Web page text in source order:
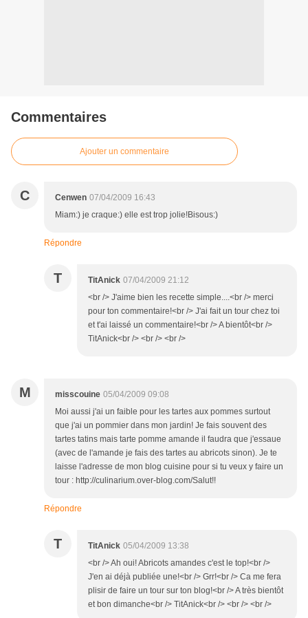
Commentaires
Ajouter un commentaire
C Cenwen 07/04/2009 16:43
Miam:) je craque:) elle est trop jolie!Bisous:)
Répondre
T TitAnick 07/04/2009 21:12
<br /> J'aime bien les recette simple....<br /> merci
pour ton commentaire!<br /> J'ai fait un tour chez toi
et t'ai laissé un commentaire!<br /> A bientôt<br />
TitAnick<br /> <br /> <br />
M misscouine 05/04/2009 09:08
Moi aussi j'ai un faible pour les tartes aux pommes surtout
que j'ai un pommier dans mon jardin! Je fais souvent des
tartes tatins mais tarte pomme amande il faudra que j'essaue
(avec de l'amande je fais des tartes au abricots sinon). Je te
laisse l'adresse de mon blog cuisine pour si tu veux y faire un
tour : http://culinarium.over-blog.com/Salut!!
Répondre
T TitAnick 05/04/2009 13:38
<br /> Ah oui! Abricots amandes c'est le top!<br />
J'en ai déjà publiée une!<br /> Grr!<br /> Ca me fera
plisir de faire un tour sur ton blog!<br /> A très bientôt
et bon dimanche<br /> TitAnick<br /> <br /> <br />